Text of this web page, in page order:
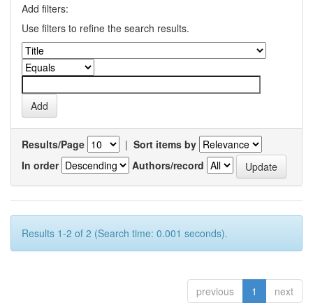
Add filters:
Use filters to refine the search results.
Results/Page | Sort items by
In order
Authors/record
Results 1-2 of 2 (Search time: 0.001 seconds).
previous 1 next